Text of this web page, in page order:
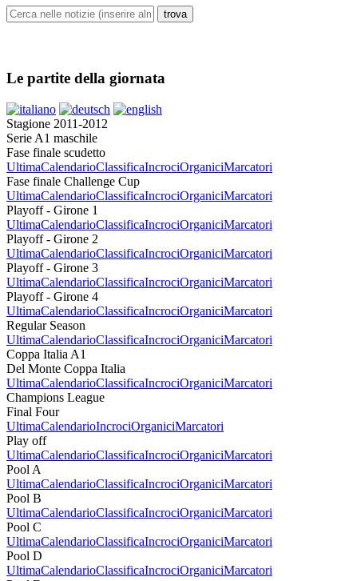
Le partite della giornata
Stagione 2011-2012
Serie A1 maschile
Fase finale scudetto
UltimaCalendarioClassificaIncrociOrganiciMarcatori
Fase finale Challenge Cup
UltimaCalendarioClassificaIncrociOrganiciMarcatori
Playoff - Girone 1
UltimaCalendarioClassificaIncrociOrganiciMarcatori
Playoff - Girone 2
UltimaCalendarioClassificaIncrociOrganiciMarcatori
Playoff - Girone 3
UltimaCalendarioClassificaIncrociOrganiciMarcatori
Playoff - Girone 4
UltimaCalendarioClassificaIncrociOrganiciMarcatori
Regular Season
UltimaCalendarioClassificaIncrociOrganiciMarcatori
Coppa Italia A1
Del Monte Coppa Italia
UltimaCalendarioClassificaIncrociOrganiciMarcatori
Champions League
Final Four
UltimaCalendarioIncrociOrganiciMarcatori
Play off
UltimaCalendarioClassificaIncrociOrganiciMarcatori
Pool A
UltimaCalendarioClassificaIncrociOrganiciMarcatori
Pool B
UltimaCalendarioClassificaIncrociOrganiciMarcatori
Pool C
UltimaCalendarioClassificaIncrociOrganiciMarcatori
Pool D
UltimaCalendarioClassificaIncrociOrganiciMarcatori